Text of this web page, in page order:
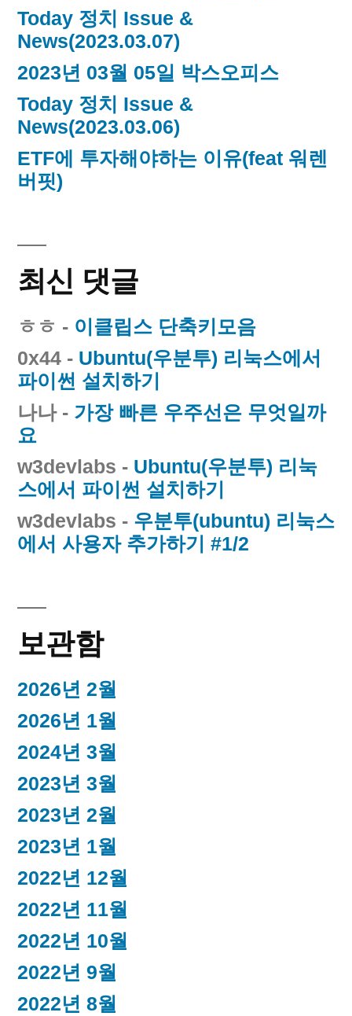
Today 정치 Issue &
News(2023.03.07)
2023년 03월 05일 박스오피스
Today 정치 Issue &
News(2023.03.06)
ETF에 투자해야하는 이유(feat 워렌
버핏)
최신 댓글
ㅎㅎ - 이클립스 단축키모음
0x44 - Ubuntu(우분투) 리눅스에서
파이썬 설치하기
나나- 가장 빠른 우주선은 무엇일까
요
w3devlabs - Ubuntu(우분투) 리눅
스에서 파이썬 설치하기
w3devlabs - 우분투(ubuntu) 리눅스
에서 사용자 추가하기 #1/2
보관함
2026년 2월
2026년 1월
2024년 3월
2023년 3월
2023년 2월
2023년 1월
2022년 12월
2022년 11월
2022년 10월
2022년 9월
2022년 8월